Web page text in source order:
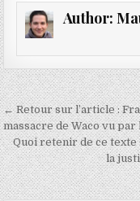
Author:
Navigation
de
l’article
← Retour sur l’article :
massacre de Waco vu
Quoi retenir de ce texte
la